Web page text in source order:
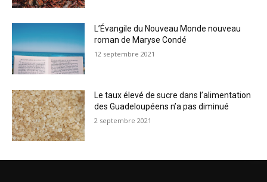
L’Évangile du Nouveau Monde nouveau
roman de Maryse Condé
12 septembre 2021
Le taux élevé de sucre dans l’alimentation
des Guadeloupéens n’a pas diminué
2 septembre 2021